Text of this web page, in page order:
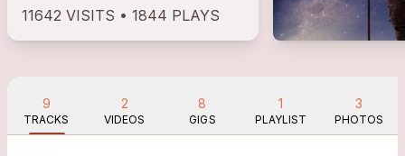
11642 VISITS • 1844 PLAYS
9
TRACKS
2
VIDEOS
8
GIGS
1
PLAYLIST
3
PHOTOS